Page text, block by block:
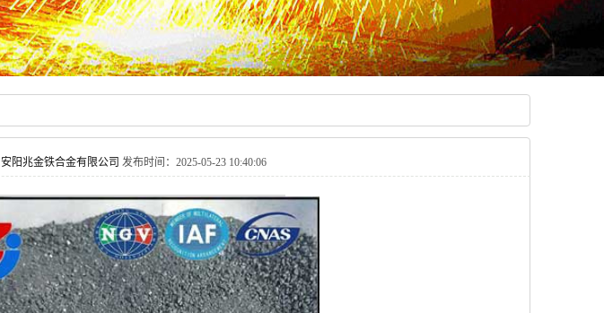
安阳兆金铁合金有限公司 发布时间：2025-05-23 10:40:06